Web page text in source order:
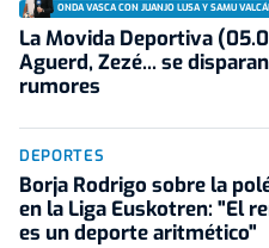
ONDA VASCA CON JUANJO LUSA Y SAMU
La Movida Deportiva
Aguerd, Zezé... se
rumores
DEPORTES
Borja Rodrigo sobre la
en la Liga Euskotren: "El
es un deporte aritmético"